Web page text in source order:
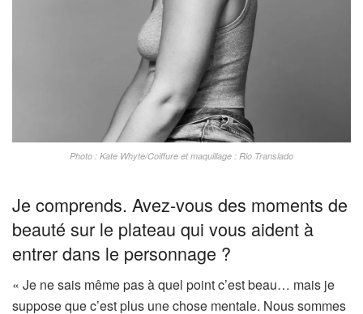
Photo : Kate Whyte/Coiffure et maquillage : Rio Translado
Je comprends. Avez-vous des moments de
beauté sur le plateau qui vous aident à
entrer dans le personnage ?
« Je ne sais même pas à quel point c’est beau… mais je
suppose que c’est plus une chose mentale. Nous sommes